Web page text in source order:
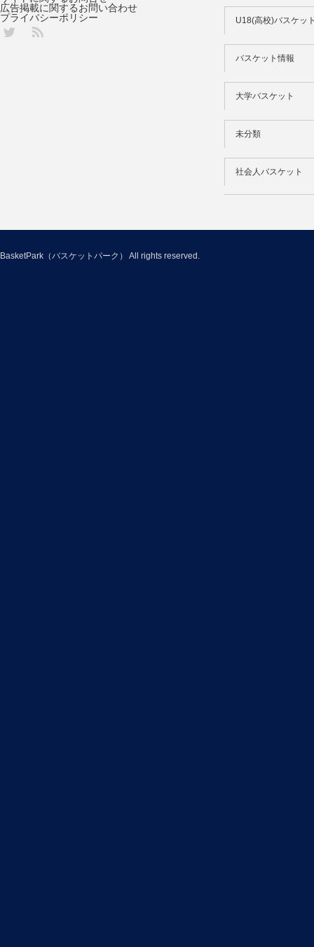
U18(高校)バスケッ
バスケット情報
大学バスケット
未分類
社会人バスケット
広告掲載に関するお問い合わせ
プライバシーポリシー
Twitter
BasketPark（バスケットパーク） All rights reserved.